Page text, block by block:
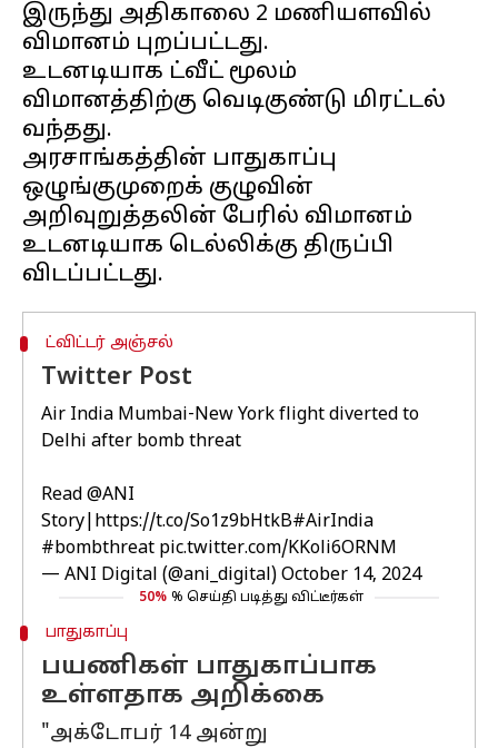
இருந்து அதிகாலை 2 மணியளவில்
விமானம் புறப்பட்டது.
உடனடியாக ட்வீட் மூலம்
விமானத்திற்கு வெடிகுண்டு மிரட்டல்
வந்தது.
அரசாங்கத்தின் பாதுகாப்பு
ஒழுங்குமுறைக் குழுவின்
அறிவுறுத்தலின் பேரில் விமானம்
உடனடியாக டெல்லிக்கு திருப்பி
ட்விட்டர் அஞ்சல்
Twitter Post
Air India Mumbai-New York flight diverted to
Delhi after bomb threat
Read @ANI
Story| https://t.co/So1z9bHtkB#AirIndia
#bombthreat pic.twitter.com/KKoli6ORNM
— ANI Digital (@ani_digital) October 14, 2024
50% % செய்தி படித்து விட்டீர்கள்
பாதுகாப்பு
பயணிகள் பாதுகாப்பாக
உள்ளதாக அறிக்கை
"அக்டோபர் 14 அன்று